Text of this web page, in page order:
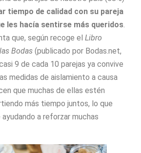
tiempo de calidad con su pareja
les hacía sentirse más queridos
que, según recoge el Libro
Bodas (publicado por Bodas.net,
9 de cada 10 parejas ya convive
medidas de aislamiento a causa
que muchas de ellas estén
más tiempo juntos, lo que
a reforzar muchas